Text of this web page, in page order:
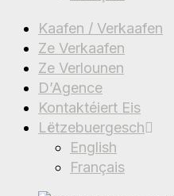
Kaafen / Verkaafen
Ze Verkaafen
Ze Verlounen
D’Agence
Kontaktéiert Eis
Lëtzebuergesch
English
Français